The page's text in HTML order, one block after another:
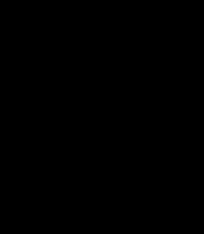
загрузила
фотографии